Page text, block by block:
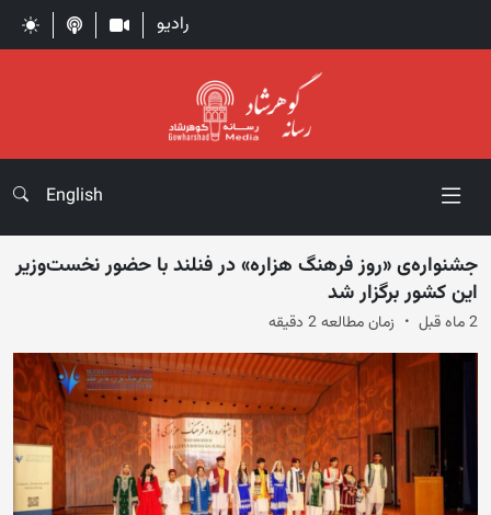
رادیو
English
جشنواره‌ی «روز فرهنگ هزاره» در فنلند با حضور نخست‌وزیر
این کشور برگزار شد
2 ماه قبل زمان مطالعه 2 دقیقه